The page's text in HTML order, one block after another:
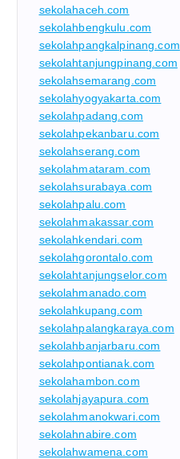
sekolahaceh.com
sekolahbengkulu.com
sekolahpangkalpinang.com
sekolahtanjungpinang.com
sekolahsemarang.com
sekolahyogyakarta.com
sekolahpadang.com
sekolahpekanbaru.com
sekolahserang.com
sekolahmataram.com
sekolahsurabaya.com
sekolahpalu.com
sekolahmakassar.com
sekolahkendari.com
sekolahgorontalo.com
sekolahtanjungselor.com
sekolahmanado.com
sekolahkupang.com
sekolahpalangkaraya.com
sekolahbanjarbaru.com
sekolahpontianak.com
sekolahambon.com
sekolahjayapura.com
sekolahmanokwari.com
sekolahnabire.com
sekolahwamena.com